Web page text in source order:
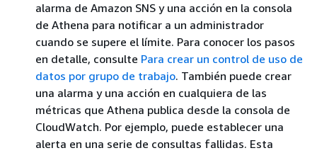
alarma de Amazon SNS y una acción en la consola
de Athena para notificar a un administrador
cuando se supere el límite. Para conocer los pasos
en detalle, consulte Para crear un control de uso de
datos por grupo de trabajo. También puede crear
una alarma y una acción en cualquiera de las
métricas que Athena publica desde la consola de
CloudWatch. Por ejemplo, puede establecer una
alerta en una serie de consultas fallidas. Esta